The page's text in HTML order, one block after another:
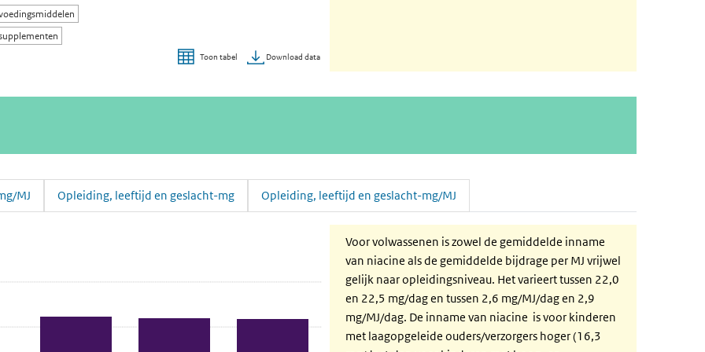
Toon tabel Download data
MJ Opleiding, leeftijd en geslacht-mg Opleiding, leeftijd en geslacht-mg/MJ
over en ga naar de datatabel
leeftijd
Voor volwassenen is zowel de gemiddelde inname
van niacine als de gemiddelde bijdrage per MJ vrijwel
gelijk naar opleidingsniveau. Het varieert tussen 22,0
en 22,5 mg/dag en tussen 2,6 mg/MJ/dag en 2,9
mg/MJ/dag. De inname van niacine is voor kinderen
met laagopgeleide ouders/verzorgers hoger (16,3